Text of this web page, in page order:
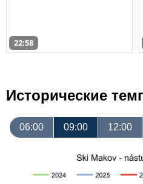
22:58
Исторические
06:00 09:00 12:00